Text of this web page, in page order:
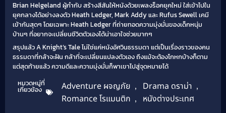
Brian Helgeland ผู้กำกับ สร้างสีสันให้หนังด้วยเพลงร็อคยุคใหม่ ใส่เข้าไปใน
ยุคกลางได้อย่างลงตัว Heath Ledger, Mark Addy และ Rufus Sewell เคมี
เข้ากันสุดๆ โดยเฉพาะ Heath Ledger ที่ถ่ายทอดความมุ่งมั่นของเด็กหนุ่ม
บ้านๆ ที่อยากจะเปลี่ยนชีวิตตัวเองได้น่าเอาใจช่วยมากๆ
สรุปแล้ว A Knight’s Tale ไม่ใช่แค่หนังอัศวินธรรมดา แต่เป็นเรื่องราวของคน
ธรรมดาที่กล้าจะฝัน กล้าที่จะเปลี่ยนแปลงตัวเอง ถึงแม้จะต้องโกหกบ้างก็ตาม
แต่สุดท้ายแล้ว ความดีและความมุ่งมั่นก็พาเขาไปสู่จุดหมายได้
หมวดหมู่ที่
เกี่ยวข้อง Adventure ผจญภัย , Drama ดราม่า ,
Romance โรแมนติก , หนังต่างประเทศ